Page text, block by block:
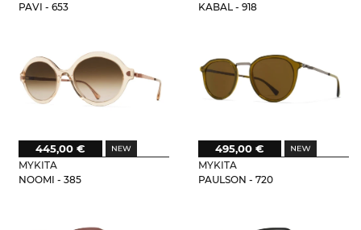
PAVI - 653
KABAL - 918
MYKITA
NOOMI - 385
445,00 €
MYKITA
PAULSON - 720
495,00 €